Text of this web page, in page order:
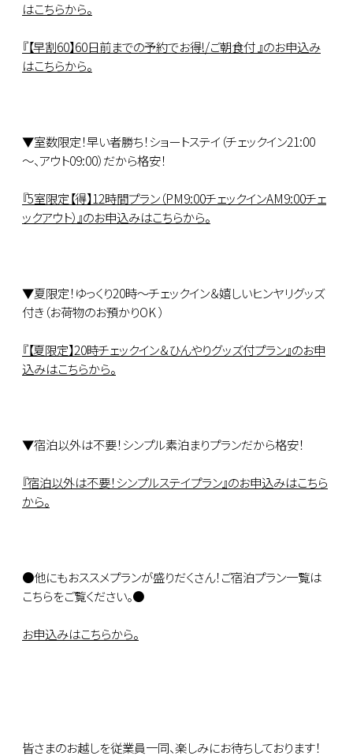
はこちらから。
『【早割60】60日前までの予約でお得!/ご朝食付 』のお申込み
はこちらから。
▼室数限定！早い者勝ち！ショートステイ（チェックイン21:00
～、アウト09:00）だから格安！
『5室限定【得】12時間プラン（PM9:00チェックインAM9:00チェ
ックアウト）』のお申込みはこちらから。
▼夏限定！ゆっくり20時～チェックイン＆嬉しいヒンヤリグッズ
付き（お荷物のお預かりOK ）
『【夏限定】20時チェックイン＆ひんやりグッズ付プラン』のお申
込みはこちらから。
▼宿泊以外は不要！シンプル素泊まりプランだから格安！
『宿泊以外は不要！シンプルステイプラン』のお申込みはこちら
から。
●他にもおススメプランが盛りだくさん！ご宿泊プラン一覧は
こちらをご覧ください。●
お申込みはこちらから。
皆さまのお越しを従業員一同、楽しみにお待ちしております！